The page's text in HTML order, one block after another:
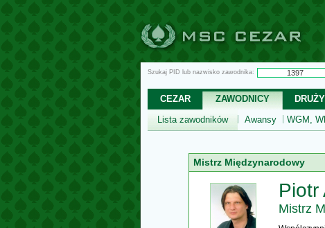
Szukaj PID lub nazwisko zawodnika:
CEZAR ZAWODNICY
Lista zawodników
Awansy WGM,
Mistrz Międzynarodowy
Piotr
Mistrz